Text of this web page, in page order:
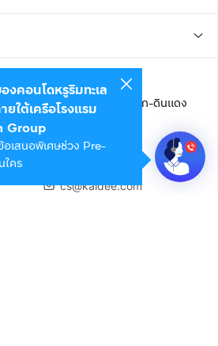
ไนน์ เซ็นเตอร์ ชั้น 22 ถนนอโศก-ดินแดง
กัด (สำนักงานใหญ่)
cs@kaidee.com
องคอนโดหรูริมทะเล
ใต้เครือโรงแรม
Group
เสนอพิเศษช่วง Pre-
คร